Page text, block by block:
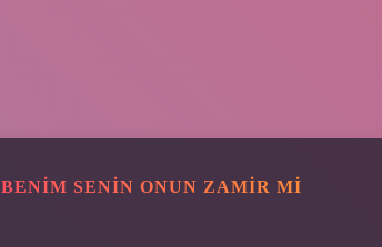
BENIM SENIN ONUN ZAMIR MI